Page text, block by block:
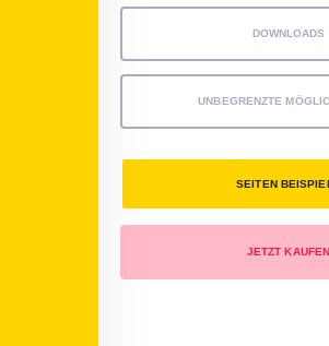
DOWNLOADS
UNBEGRENZTE
SEITEN
JETZT KAUFEN